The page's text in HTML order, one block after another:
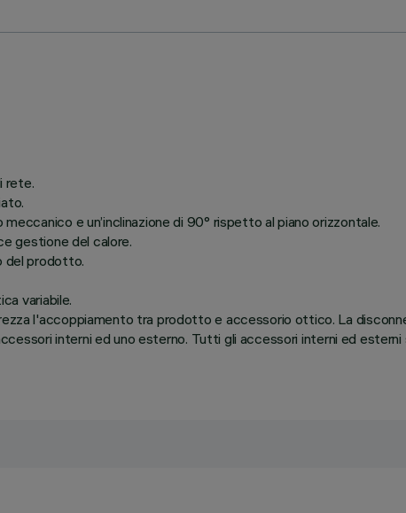
rete.
e un’inclinazione di 90° rispetto al piano orizzontale.
gestione del calore.
del prodotto.
variabile.
l'accoppiamento tra prodotto e accessorio ottico. La
interni ed uno esterno. Tutti gli accessori interni ed esterni